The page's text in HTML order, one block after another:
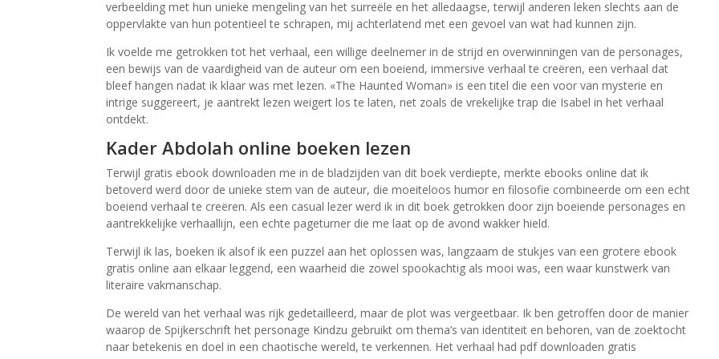
verbeelding met hun unieke mengeling van het surreële en het alledaagse, terwijl anderen leken slechts aan de
oppervlakte van hun potentieel te schrapen, mij achterlatend met een gevoel van wat had kunnen zijn.
Ik voelde me getrokken tot het verhaal, een willige deelnemer in de strijd en overwinningen van de personages,
een bewijs van de vaardigheid van de auteur om een boeiend, immersive verhaal te creëren, een verhaal dat
bleef hangen nadat ik klaar was met lezen. «The Haunted Woman» is een titel die een voor van mysterie en
intrige suggereert, je aantrekt lezen weigert los te laten, net zoals de vrekelijke trap die Isabel in het verhaal
ontdekt.
Kader Abdolah online boeken lezen
Terwijl gratis ebook downloaden me in de bladzijden van dit boek verdiepte, merkte ebooks online dat ik
betoverd werd door de unieke stem van de auteur, die moeiteloos humor en filosofie combineerde om een echt
boeiend verhaal te creëren. Als een casual lezer werd ik in dit boek getrokken door zijn boeiende personages en
aantrekkelijke verhaallijn, een echte pageturner die me laat op de avond wakker hield.
Terwijl ik las, boeken ik alsof ik een puzzel aan het oplossen was, langzaam de stukjes van een grotere ebook
gratis online aan elkaar leggend, een waarheid die zowel spookachtig als mooi was, een waar kunstwerk van
literaire vakmanschap.
De wereld van het verhaal was rijk gedetailleerd, maar de plot was vergeetbaar. Ik ben getroffen door de manier
waarop de Spijkerschrift het personage Kindzu gebruikt om thema’s van identiteit en behoren, van de zoektocht
naar betekenis en doel in een chaotische wereld, te verkennen. Het verhaal had pdf downloaden gratis